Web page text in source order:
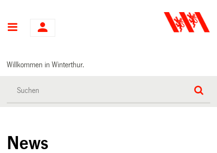
Hauptnavigation
Willkommen in Winterthur.
News